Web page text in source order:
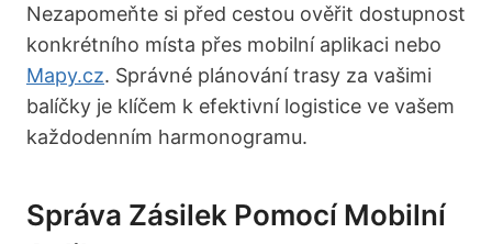
Nezapomeňte si před cestou ověřit dostupnost
konkrétního místa přes mobilní aplikaci nebo
Mapy.cz. Správné plánování trasy za vašimi
balíčky je klíčem k efektivní logistice ve vašem
každodenním harmonogramu.
Správa Zásilek Pomocí Mobilní